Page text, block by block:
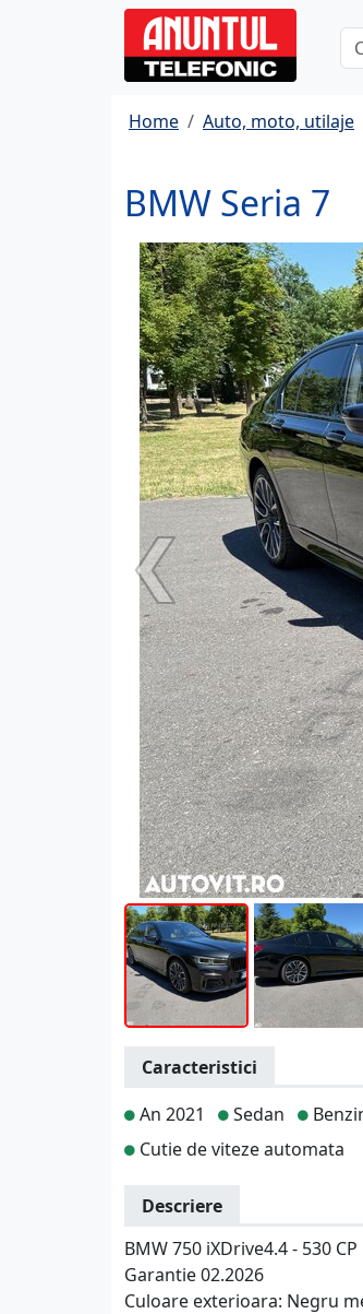
Home Auto, moto, utilaje
BMW Seria 7
Caracteristici
An 2021
Sedan
Cutie de viteze automata
Descriere
BMW 750 iXDrive4.4 - 530 CP
Garantie 02.2026
Culoare exterioara: Negru